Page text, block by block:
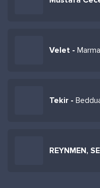
Velet -
Tekir -
REYNMEN,